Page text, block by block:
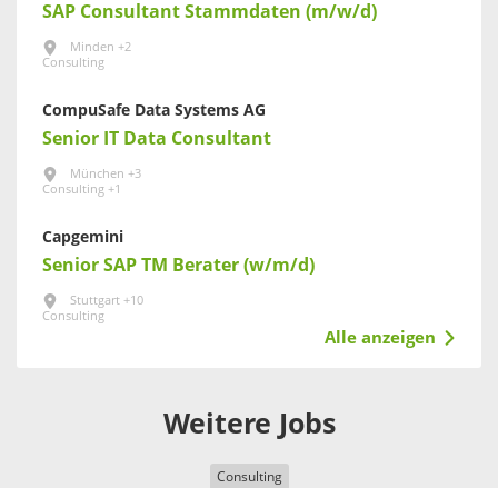
SAP Consultant Stammdaten (m/w/d)
Minden +2
Consulting
CompuSafe Data Systems AG
Senior IT Data Consultant
München +3
Consulting +1
Capgemini
Senior SAP TM Berater (w/m/d)
Stuttgart +10
Consulting
Alle anzeigen
Weitere Jobs
Consulting